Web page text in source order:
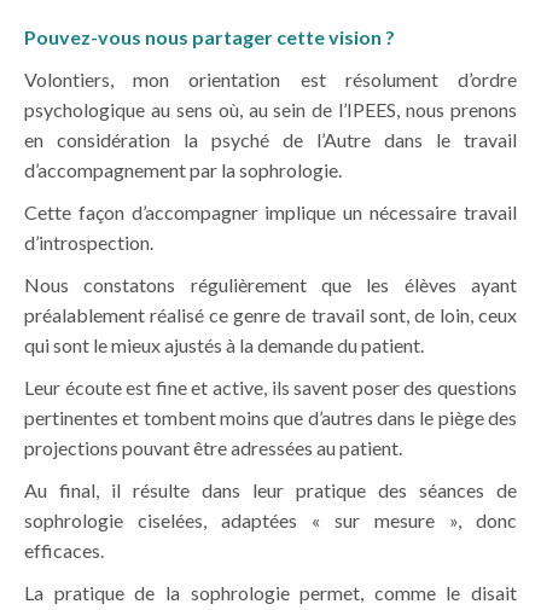
Pouvez-vous nous partager cette vision ?
Volontiers, mon orientation est résolument d’ordre
psychologique au sens où, au sein de l’IPEES, nous prenons
en considération la psyché de l’Autre dans le travail
d’accompagnement par la sophrologie.
Cette façon d’accompagner implique un nécessaire travail
d’introspection.
Nous constatons régulièrement que les élèves ayant
préalablement réalisé ce genre de travail sont, de loin, ceux
qui sont le mieux ajustés à la demande du patient.
Leur écoute est fine et active, ils savent poser des questions
pertinentes et tombent moins que d’autres dans le piège des
projections pouvant être adressées au patient.
Au final, il résulte dans leur pratique des séances de
sophrologie ciselées, adaptées « sur mesure », donc
efficaces.
La pratique de la sophrologie permet, comme le disait